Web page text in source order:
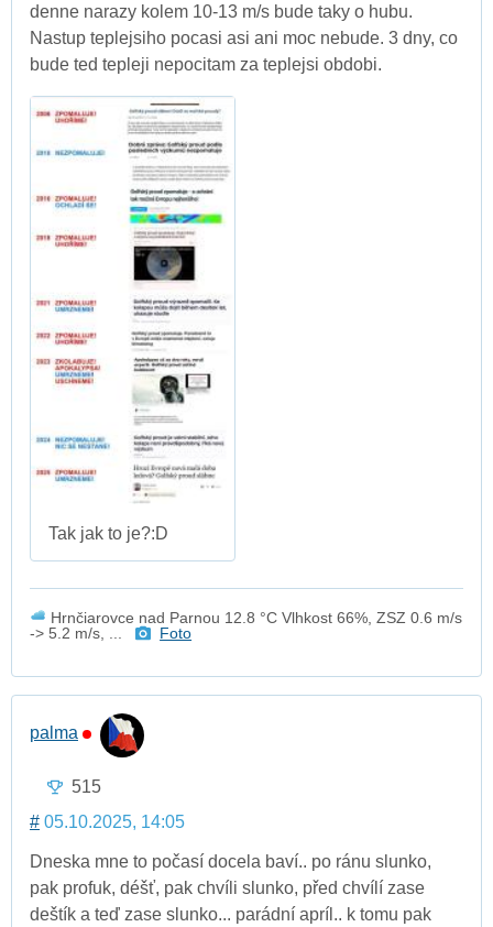
denne narazy kolem 10-13 m/s bude taky o hubu.
Nastup teplejsiho pocasi asi ani moc nebude. 3 dny, co
bude ted tepleji nepocitam za teplejsi obdobi.
Tak jak to je?:D
Hrnčiarovce nad Parnou 12.8 °C Vlhkost 66%, ZSZ 0.6 m/s
-> 5.2 m/s, ...
Foto
palma
515
# 05.10.2025, 14:05
Dneska mne to počasí docela baví.. po ránu slunko,
pak profuk, déšť, pak chvíli slunko, před chvílí zase
deštík a teď zase slunko... parádní apríl.. k tomu pak